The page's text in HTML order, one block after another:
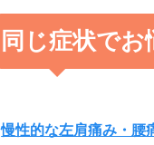
同じ症状で
慢性的な左肩痛み・腰